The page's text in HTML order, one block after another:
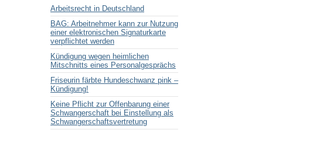
Arbeitsrecht in Deutschland
BAG: Arbeitnehmer kann zur Nutzung
einer elektronischen Signaturkarte
verpflichtet werden
Kündigung wegen heimlichen
Mitschnitts eines Personalgesprächs
Friseurin färbte Hundeschwanz pink –
Kündigung!
Keine Pflicht zur Offenbarung einer
Schwangerschaft bei Einstellung als
Schwangerschaftsvertretung